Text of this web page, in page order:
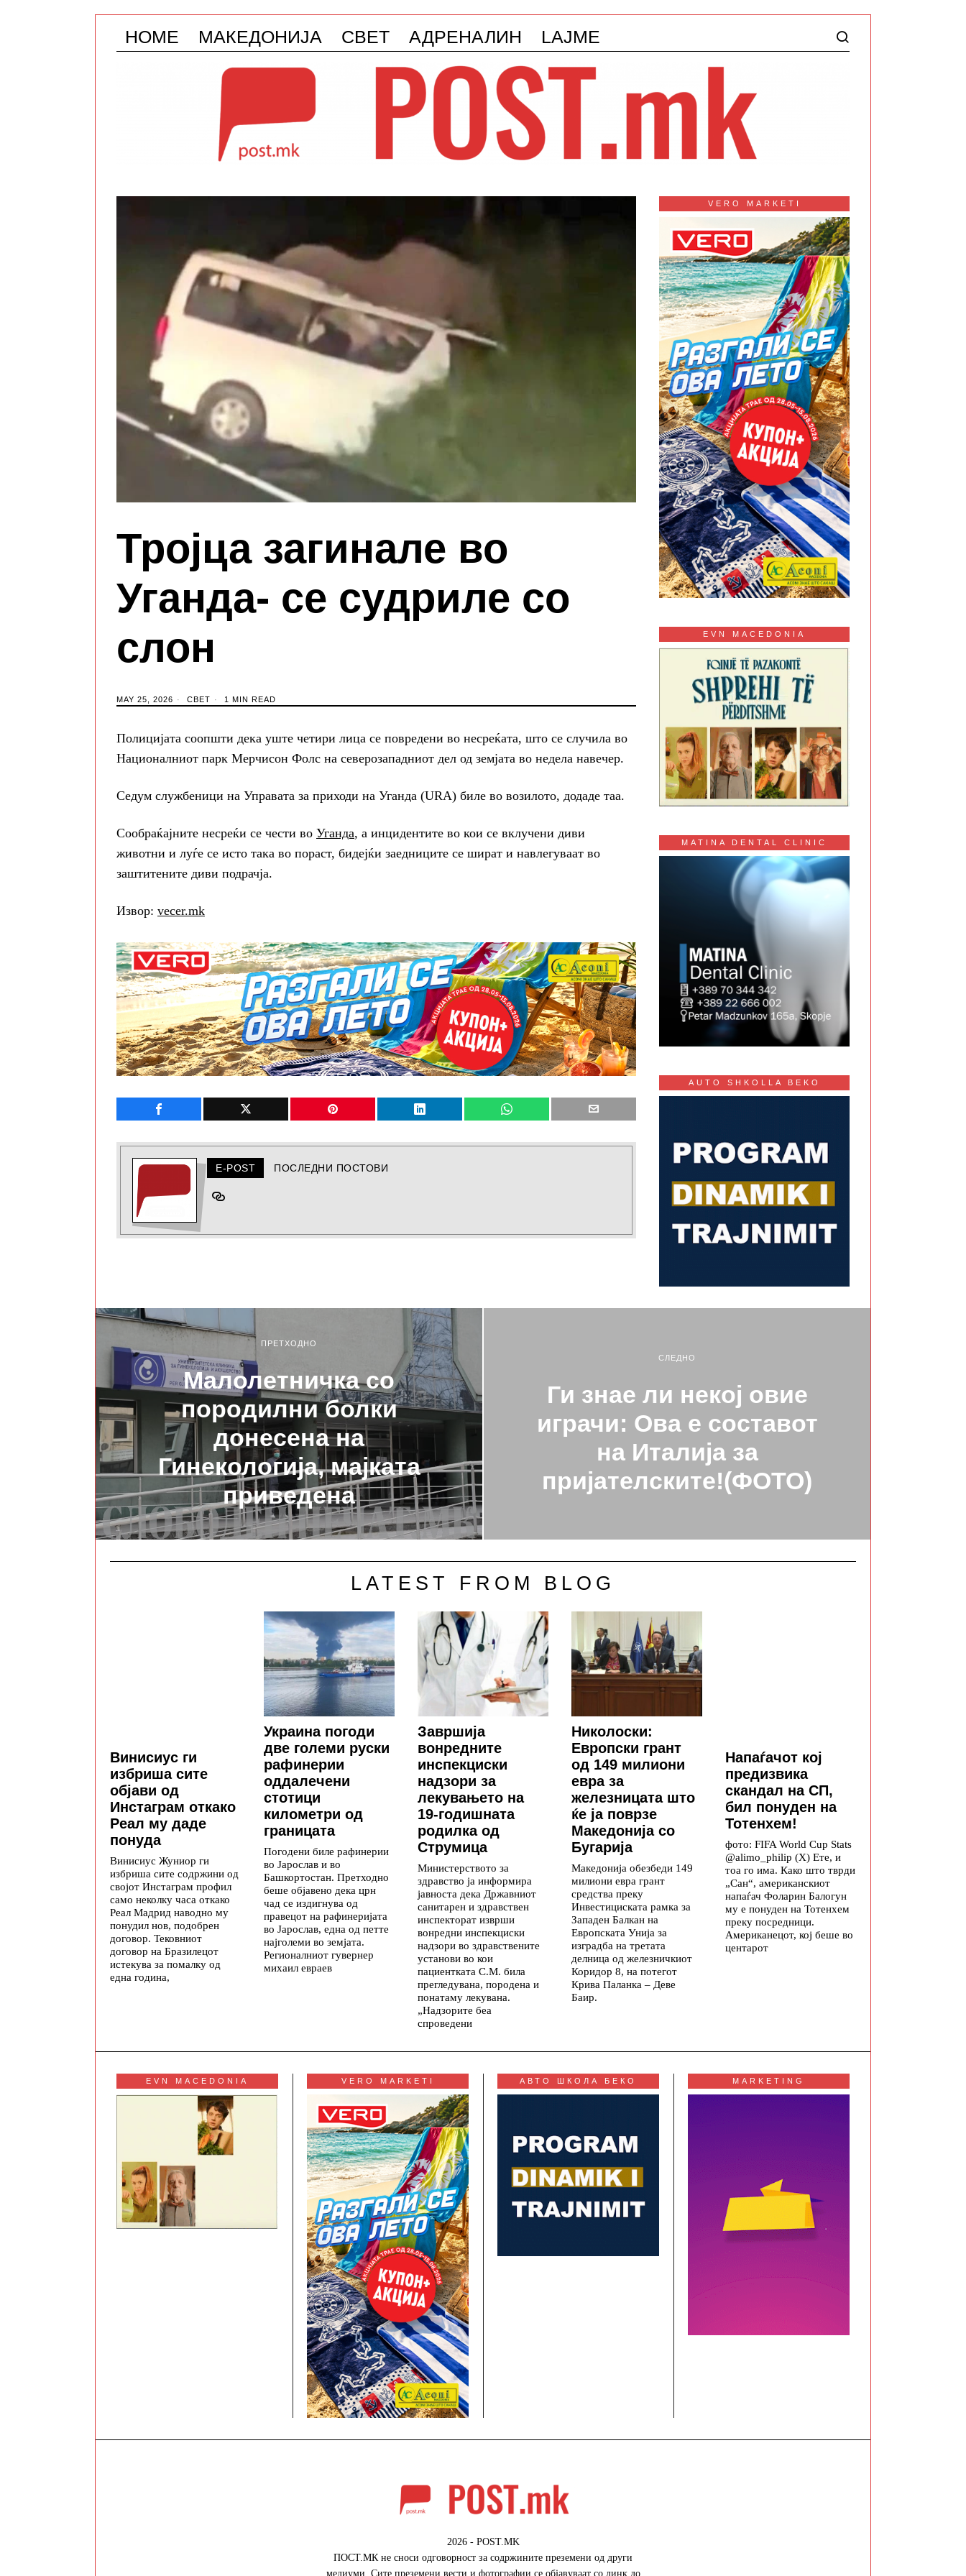
HOME МАКЕДОНИЈА СВЕТ АДРЕНАЛИН LAJME
Тројца загинале во
Уганда- се судриле со
слон
MAY 25, 2026 СВЕТ 1 MIN READ
Полицијата соопшти дека уште четири лица се повредени во несреќата, што се случила во
Националниот парк Мерчисон Фолс на северозападниот дел од земјата во недела навечер.
Седум службеници на Управата за приходи на Уганда (URA) биле во возилото, додаде таа.
Сообраќајните несреќи се чести во Уганда, а инцидентите во кои се вклучени диви
животни и луѓе се исто така во пораст, бидејќи заедниците се шират и навлегуваат во
заштитените диви подрачја.
Извор: vecer.mk
E-POST ПОСЛЕДНИ ПОСТОВИ
VERO MARKETI
EVN MACEDONIA
MATINA DENTAL CLINIC
AUTO SHKOLLA BEKO
ПРЕТХОДНО
Малолетничка со
породилни болки
донесена на
Гинекологија, мајката
приведена
СЛЕДНО
Ги знае ли некој овие
играчи: Ова е составот
на Италија за
пријателските!(ФОТО)
LATEST FROM BLOG
Винисиус ги
избриша сите
објави од
Инстаграм откако
Реал му даде
понуда
Винисиус Жуниор ги
избриша сите содржини од
својот Инстаграм профил
само неколку часа откако
Реал Мадрид наводно му
понудил нов, подобрен
договор. Тековниот
договор на Бразилецот
истекува за помалку од
една година,
Украина погоди
две големи руски
рафинерии
оддалечени
стотици
километри од
границата
Погодени биле рафинерии
во Јарослав и во
Башкортостан. Претходно
беше објавено дека црн
чад се издигнува од
правецот на рафинеријата
во Јарослав, една од петте
најголеми во земјата.
Регионалниот гувернер
михаил евраев
Завршија
вонредните
инспекциски
надзори за
лекувањето на
19-годишната
родилка од
Струмица
Министерството за
здравство ја информира
јавноста дека Државниот
санитарен и здравствен
инспекторат изврши
вонредни инспекциски
надзори во здравствените
установи во кои
пациентката С.М. била
прегледувана, породена и
понатаму лекувана.
„Надзорите беа
спроведени
Николоски:
Европски грант
од 149 милиони
евра за
железницата што
ќе ја поврзе
Македонија со
Бугарија
Македонија обезбеди 149
милиони евра грант
средства преку
Инвестициската рамка за
Западен Балкан на
Европската Унија за
изградба на третата
делница од железничкиот
Коридор 8, на потегот
Крива Паланка – Деве
Баир.
Напаѓачот кој
предизвика
скандал на СП,
бил понуден на
Тотенхем!
фото: FIFA World Cup Stats
@alimo_philip (X) Ете, и
тоа го има. Како што тврди
„Сан“, американскиот
напаѓач Фоларин Балогун
му е понуден на Тотенхем
преку посредници.
Американецот, кој беше во
центарот
EVN MACEDONIA VERO MARKETI АВТО ШКОЛА БЕКО MARKETING
2026 - POST.MK
ПОСТ.МК не сноси одговорност за содржините преземени од други
медиуми. Сите преземени вести и фотографии се објавуваат со линк до